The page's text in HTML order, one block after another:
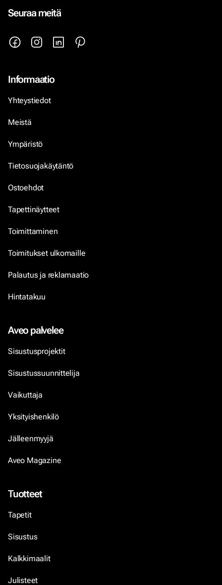
Seuraa meitä
Informaatio
Yhteystiedot
Meistä
Ympäristö
Tietosuojakäytäntö
Ostoehdot
Tapettinäytteet
Toimittaminen
Toimitukset ulkomaille
Palautus ja reklamaatio
Hintatakuu
Aveo palvelee
Sisustusprojektit
Sisustussuunnittelija
Vaikuttaja
Yksityishenkilö
Jälleenmyyjä
Aveo Magazine
Tuotteet
Tapetit
Sisustus
Kalkkimaalit
Julisteet